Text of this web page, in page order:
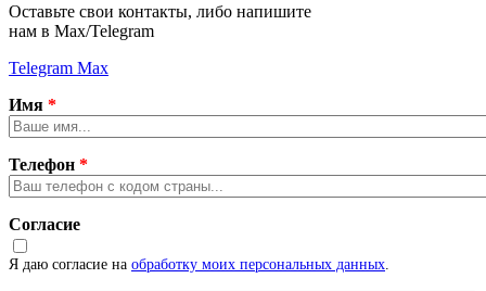
Оставьте свои контакты, либо напишите
нам в Max/Telegram
Telegram Max
Имя *
Телефон *
Согласие
Я даю согласие на обработку моих персональных данных.